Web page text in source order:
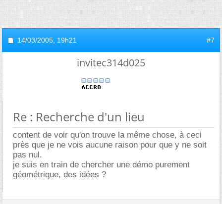
14/03/2005, 19h21 #7
invitec314d025
Re : Recherche d'un lieu
content de voir qu'on trouve la même chose, à ceci
près que je ne vois aucune raison pour que y ne soit
pas nul.
je suis en train de chercher une démo purement
géométrique, des idées ?